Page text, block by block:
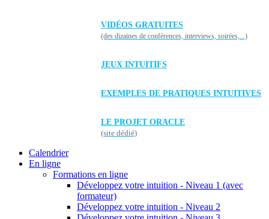
VIDÉOS GRATUITES
(des dizaines de conférences, interviews, soirées,...)
JEUX INTUITIFS
EXEMPLES DE PRATIQUES INTUITIVES
LE PROJET ORACLE
(site dédié)
Calendrier
En ligne
Formations en ligne
Développez votre intuition - Niveau 1 (avec
formateur)
Développez votre intuition - Niveau 2